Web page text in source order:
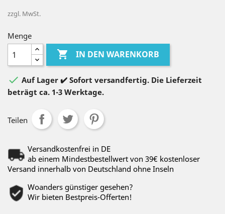
zzgl. MwSt.
Menge
 IN DEN WARENKORB
 Auf Lager ✔️ Sofort versandfertig. Die Lieferzeit
beträgt ca. 1-3 Werktage.
Teilen
Versandkostenfrei in DE
ab einem Mindestbestellwert von 39€ kostenloser
Versand innerhalb von Deutschland ohne Inseln
Woanders günstiger gesehen?
Wir bieten Bestpreis-Offerten!